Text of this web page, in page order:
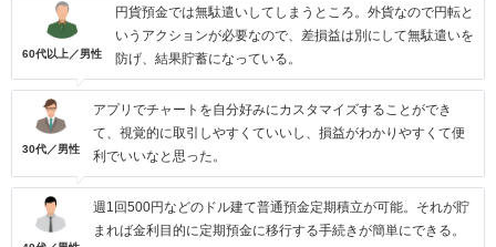
60代以上／男性
円貨預金では無駄遣いしてしまうところ。外貨なので円転と
いうアクションが必要なので、差損益は別にして無駄遣いを
防げ、結果貯蓄になっている。
30代／男性
アプリでチャートを自分好みにカスタマイズすることができ
て、視覚的に取引しやすくていいし、損益がわかりやすくて便
利でいいなと思った。
週1回500円などのドル建て普通預金定期積立が可能。それが貯
まれば金利目的に定期預金に移行する手続きが簡単にできる。